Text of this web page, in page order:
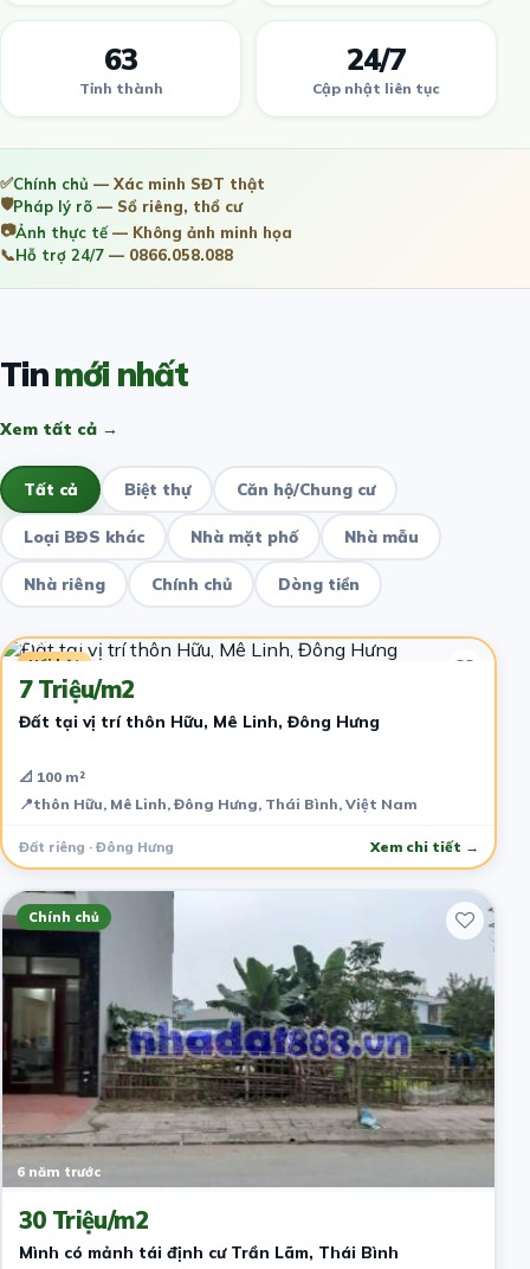
63
Tỉnh thành
24/7
Cập nhật liên tục
✅Chính chủ — Xác minh SĐT thật
🛡️Pháp lý rõ — Sổ riêng, thổ cư
📷Ảnh thực tế— Không ảnh minh họa
📞Hỗ trợ 24/7 — 0866.058.088
Tinmới nhất
Xem tất cả →
Tất cả Biệt thự Căn hộ/Chung cư
Loại BĐS khác Nhà mặt phố Nhà mẫu
Nhà riêng Chính chủ Dòng tiền
Nổi bật
4 năm trước
7 Triệu/m2
Đất tại vị trí thôn Hữu, Mê Linh, Đông Hưng
📐 100 m²
📍thôn Hữu, Mê Linh, Đông Hưng, Thái Bình, Việt Nam
Đất riêng · Đông Hưng Xem chi tiết →
Chính chủ
6 năm trước
30 Triệu/m2
Mình có mảnh tái định cư Trần Lãm, Thái Bình